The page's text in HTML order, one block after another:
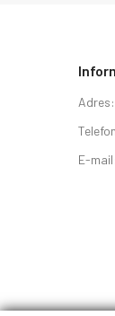
Adres:
E-mail: